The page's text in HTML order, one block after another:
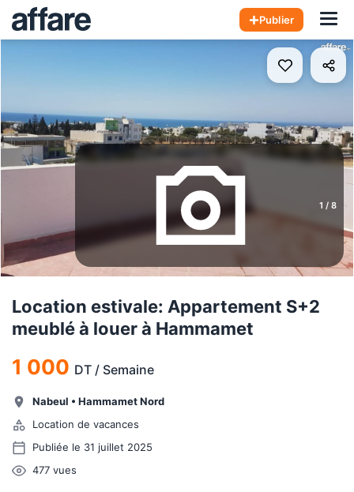
Publier
1 / 8
Location estivale: Appartement S+2
meublé à louer à Hammamet
1 000 DT / Semaine
Nabeul • Hammamet Nord
Location de vacances
Publiée le 31 juillet 2025
477 vues